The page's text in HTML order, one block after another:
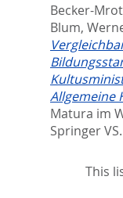
Becker-
Blum,
Allgemeine
Matura im
Springer
This